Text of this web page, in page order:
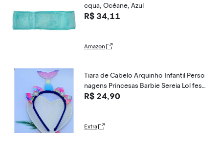
cqua, Océane, Azul
R$ 34,11
Amazon
Tiara de Cabelo Arquinho Infantil Perso
nagens Princesas Barbie Sereia Lol fest
a Aniversário
R$ 24,90
Extra